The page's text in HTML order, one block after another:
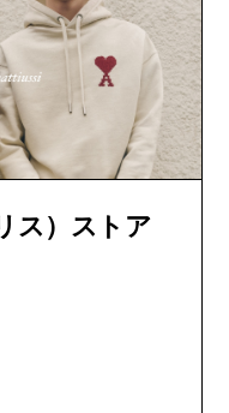
ス）ストア